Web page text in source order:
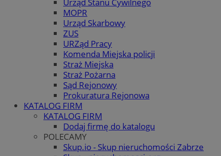
MOPR
Urząd Skarbowy
ZUS
URZąd Pracy
Komenda Miejska policji
Straż Miejska
Straż Pożarna
Sąd Rejonowy
Prokuratura Rejonowa
KATALOG FIRM
KATALOG FIRM
Dodaj firmę do katalogu
POLECAMY
Skup.io - Skup nieruchomości Zabrze